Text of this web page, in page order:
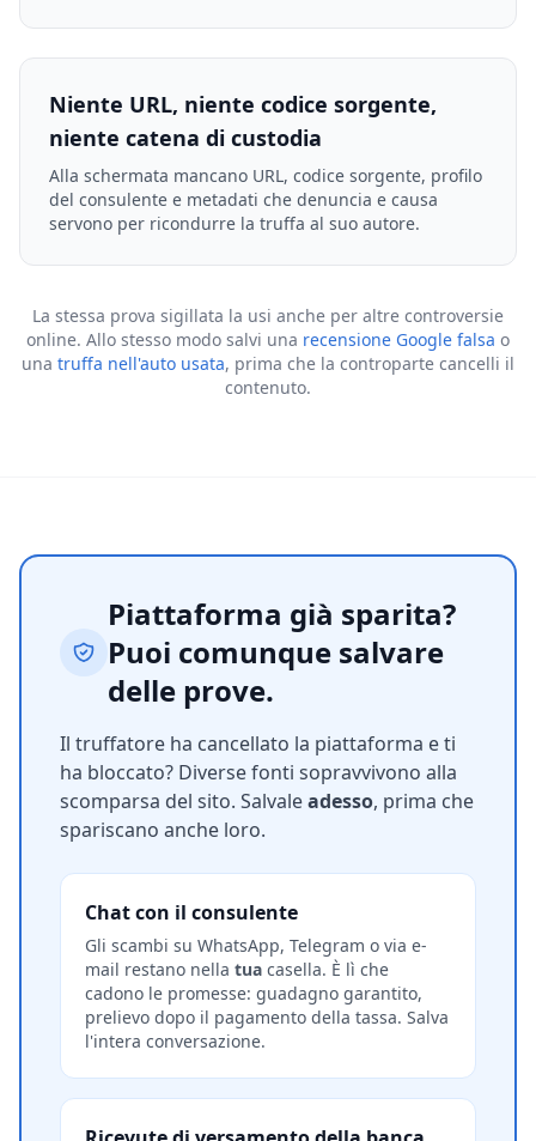
Niente URL, niente codice sorgente,
niente catena di custodia
Alla schermata mancano URL, codice sorgente, profilo
del consulente e metadati che denuncia e causa
servono per ricondurre la truffa al suo autore.
La stessa prova sigillata la usi anche per altre controversie
online. Allo stesso modo salvi una recensione Google falsa o
una truffa nell'auto usata, prima che la controparte cancelli il
contenuto.
Piattaforma già sparita?
Puoi comunque salvare
delle prove.
Il truffatore ha cancellato la piattaforma e ti
ha bloccato? Diverse fonti sopravvivono alla
scomparsa del sito. Salvaleadesso, prima che
spariscano anche loro.
Chat con il consulente
Gli scambi su WhatsApp, Telegram o via e-
mail restano nella tua casella. È lì che
cadono le promesse: guadagno garantito,
prelievo dopo il pagamento della tassa. Salva
l'intera conversazione.